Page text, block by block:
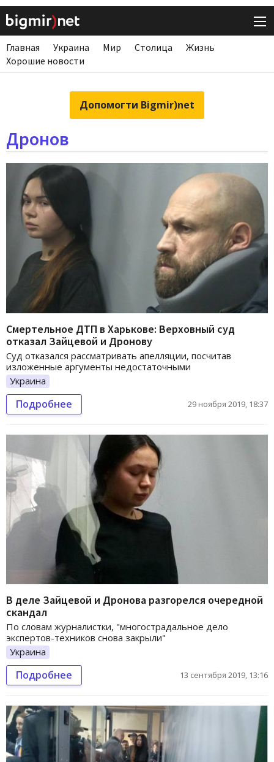
Главная Украина Мир Столица
Жизнь
Хорошие новости
Допомогти Bigmir)net
Дронов
Смертельное ДТП в Харькове: Верховный суд
отказал Зайцевой и Дронову
Суд отказался рассматривать апелляции, посчитав
изложенные аргументы недостаточными
Украина
Подробнее 29 ноября 2019, 18:37
В деле Зайцевой и Дронова разгорелся очередной
скандал
По словам журналистки, "многострадальное дело
экспертов-техников снова закрыли"
Украина
Подробнее 13 сентября 2019, 13:16